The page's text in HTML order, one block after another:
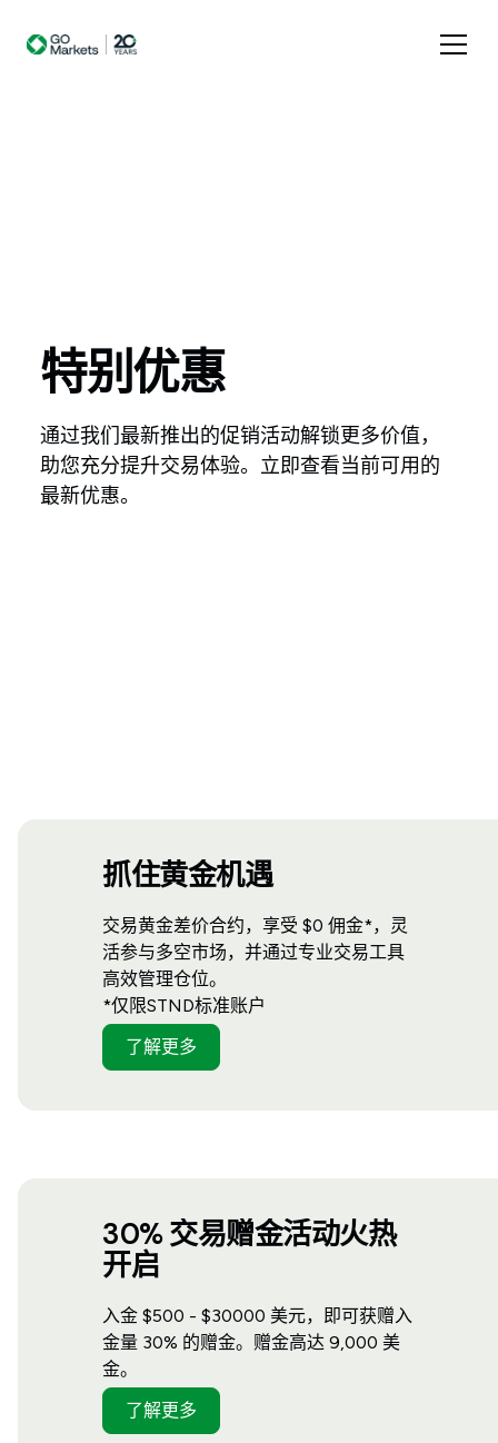
特别优惠
通过我们最新推出的促销活动解锁更多价值，
助您充分提升交易体验。立即查看当前可用的
最新优惠。
抓住黄金机遇
交易黄金差价合约，享受 $0 佣金*，灵
活参与多空市场，并通过专业交易工具
高效管理仓位。
*仅限STND标准账户
了解更多
30% 交易赠金活动火热
开启
入金 $500 - $30000 美元，即可获赠入
金量 30% 的赠金。赠金高达 9,000 美
金。
了解更多